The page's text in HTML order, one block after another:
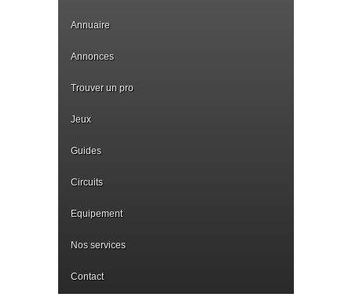
Annuaire
Annonces
Trouver un pro
Jeux
Guides
Circuits
Equipement
Nos services
Contact